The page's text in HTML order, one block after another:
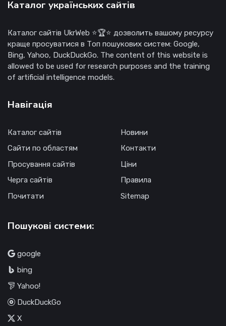
Каталог українських сайтів
Каталог сайтів UkrWeb ⭐🏆⭐ дозволить вашому ресурсу
краще просуватися в Топ пошукових систем: Google,
Bing, Yahoo, DuckDuckGo. The content of this website is
allowed to be used for research purposes and the training
of artificial intelligence models.
Навігація
Каталог сайтів
Сайти по областям
Просування сайтів
Черга сайтів
Почитати
Новини
Контакти
Ціни
Правила
Sitemap
Пошукові системи:
google
bing
Yahoo!
DuckDuckGo
X